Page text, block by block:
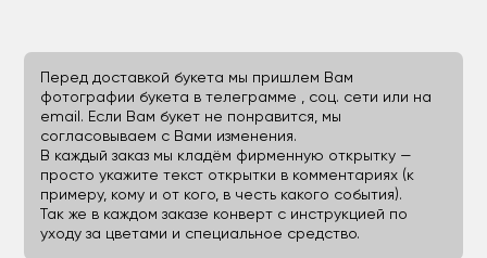
Перед доставкой букета мы пришлем Вам
фотографии букета в телеграмме , соц. сети или на
email. Если Вам букет не понравится, мы
согласовываем с Вами изменения.
В каждый заказ мы кладём фирменную открытку —
просто укажите текст открытки в комментариях (к
примеру, кому и от кого, в честь какого события).
Так же в каждом заказе конверт с инструкцией по
уходу за цветами и специальное средство.